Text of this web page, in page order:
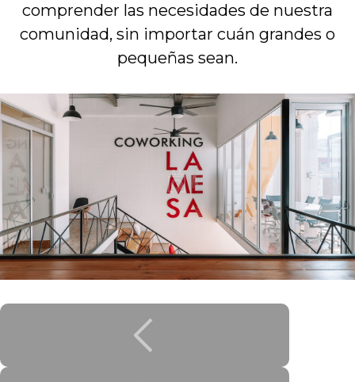
comprender las necesidades de nuestra
comunidad, sin importar cuán grandes o
pequeñas sean.